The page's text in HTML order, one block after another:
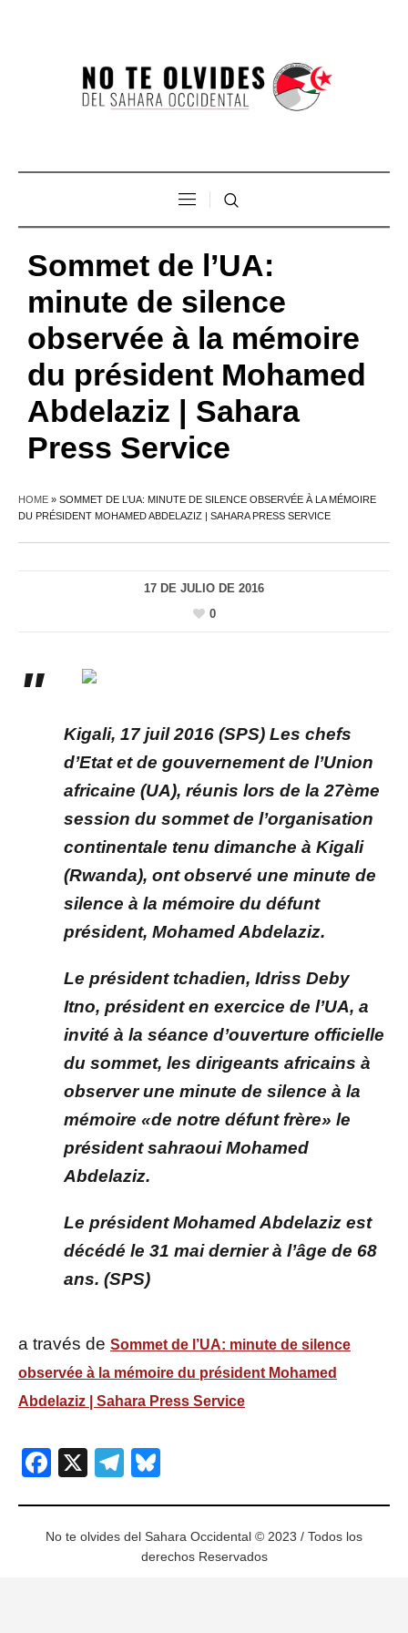
Sommet de l’UA:
minute de silence
observée à la mémoire
du président Mohamed
Abdelaziz | Sahara
Press Service
HOME » SOMMET DE L’UA: MINUTE DE SILENCE OBSERVÉE À LA MÉMOIRE
DU PRÉSIDENT MOHAMED ABDELAZIZ | SAHARA PRESS SERVICE
17 DE JULIO DE 2016
0
Kigali, 17 juil 2016 (SPS) Les chefs
d’Etat et de gouvernement de l’Union
africaine (UA), réunis lors de la 27ème
session du sommet de l’organisation
continentale tenu dimanche à Kigali
(Rwanda), ont observé une minute de
silence à la mémoire du défunt
président, Mohamed Abdelaziz.
Le président tchadien, Idriss Deby
Itno, président en exercice de l’UA, a
invité à la séance d’ouverture officielle
du sommet, les dirigeants africains à
observer une minute de silence à la
mémoire «de notre défunt frère» le
président sahraoui Mohamed
Abdelaziz.
Le président Mohamed Abdelaziz est
décédé le 31 mai dernier à l’âge de 68
ans. (SPS)
a través de Sommet de l’UA: minute de silence
observée à la mémoire du président Mohamed
Abdelaziz | Sahara Press Service
Facebook
X Telegram
No te olvides del Sahara Occidental © 2023 / Todos los
derechos Reservados